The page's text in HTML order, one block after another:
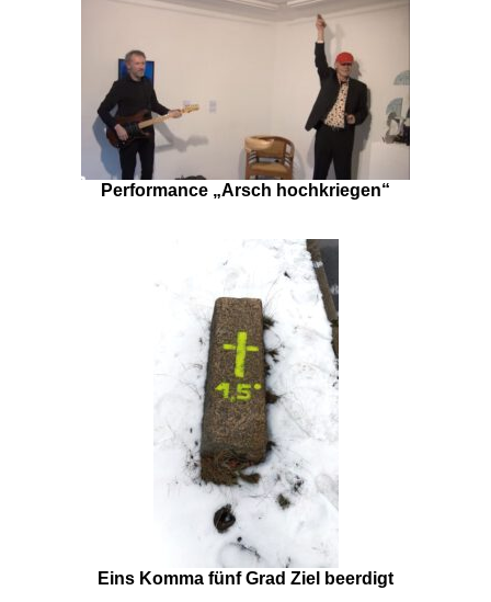
Performance „Arsch hochkriegen“
Eins Komma fünf Grad Ziel beerdigt